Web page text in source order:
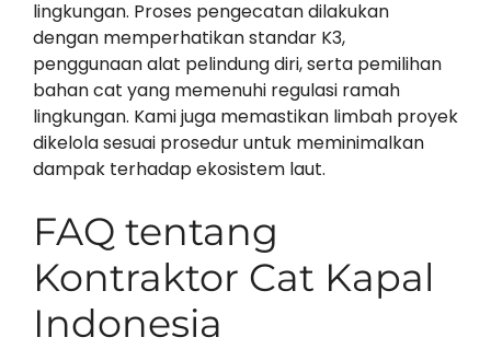
lingkungan. Proses pengecatan dilakukan
dengan memperhatikan standar K3,
penggunaan alat pelindung diri, serta pemilihan
bahan cat yang memenuhi regulasi ramah
lingkungan. Kami juga memastikan limbah proyek
dikelola sesuai prosedur untuk meminimalkan
dampak terhadap ekosistem laut.
FAQ tentang
Kontraktor Cat Kapal
Indonesia